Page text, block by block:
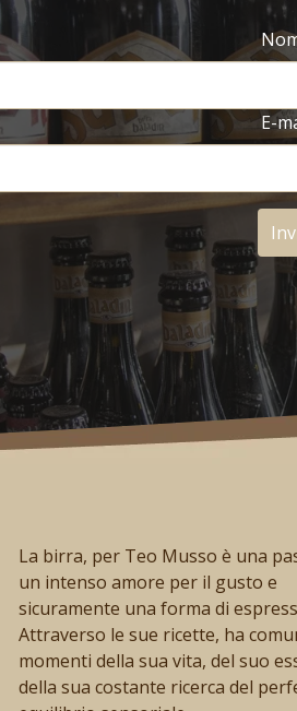
E-
La birra, per Teo Musso è una
un intenso amore per il gusto e
sicuramente una forma di
Attraverso le sue ricette, ha
momenti della sua vita, del suo
della sua costante ricerca del